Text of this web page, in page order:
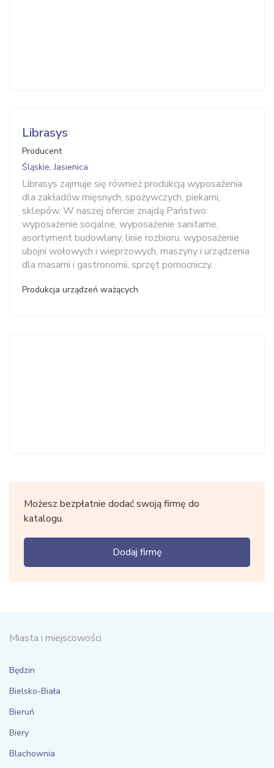
Librasys
Producent
Śląskie, Jasienica
Librasys zajmuje się również produkcją wyposażenia
dla zakładów mięsnych, spożywczych, piekarni,
sklepów. W naszej ofercie znajdą Państwo:
wyposażenie socjalne, wyposażenie sanitarne,
asortyment budowlany, linie rozbioru, wyposażenie
ubojni wołowych i wieprzowych, maszyny i urządzenia
dla masarni i gastronomii, sprzęt pomocniczy.
Produkcja urządzeń ważących
Możesz bezpłatnie dodać swoją firmę do
katalogu.
Dodaj firmę
Miasta i miejscowości
Będzin
Bielsko-Biała
Bieruń
Biery
Blachownia